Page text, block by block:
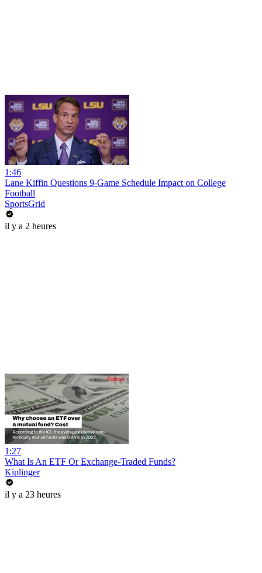
1:46
Lane Kiffin Questions 9-Game Schedule Impact on College
Football
SportsGrid
il y a 2 heures
1:27
What Is An ETF Or Exchange-Traded Funds?
Kiplinger
il y a 23 heures